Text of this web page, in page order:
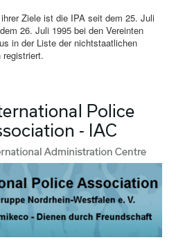
Ziele ist die IPA seit dem 25. Juli
26. Juli 1995 bei den Vereinten
in der Liste der nichtstaatlichen
registriert.